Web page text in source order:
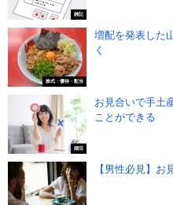
雑記
株式・優待・配当
増配を発表した
く
婚活
お見合いで手土
ことができる
【男性必見】お